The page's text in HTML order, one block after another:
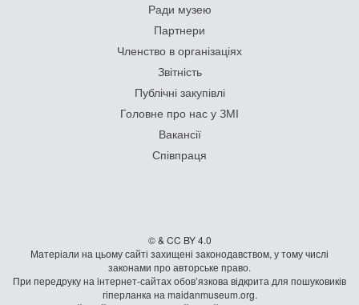
Ради музею
Партнери
Членство в організаціях
Звітність
Публічні закупівлі
Головне про нас у ЗМІ
Вакансії
Співпраця
© & CC BY 4.0
Матеріали на цьому сайті захищені законодавством, у тому числі
законами про авторське право.
При передруку на iнтернет-сайтах обов’язкова відкрита для пошуковиків
гiперланка на maidanmuseum.org.